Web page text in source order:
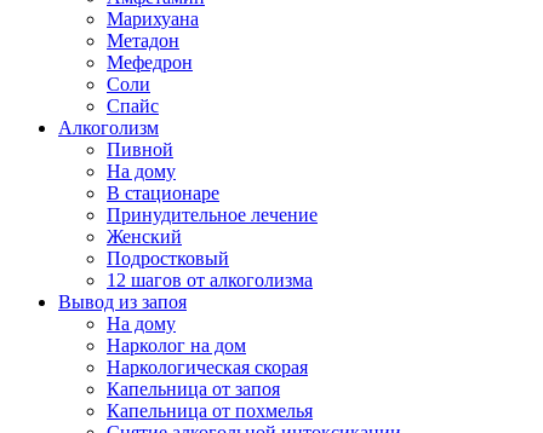
Марихуана
Метадон
Мефедрон
Соли
Спайс
Алкоголизм
Пивной
На дому
В стационаре
Принудительное лечение
Женский
Подростковый
12 шагов от алкоголизма
Вывод из запоя
На дому
Нарколог на дом
Наркологическая скорая
Капельница от запоя
Капельница от похмелья